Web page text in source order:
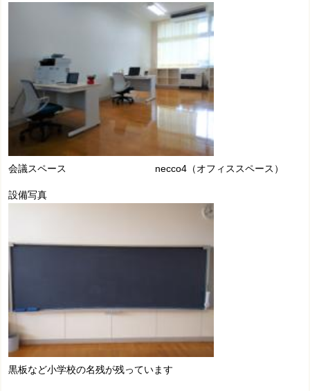
会議スペース necco4（オフィススペース）
設備写真
黒板など小学校の名残が残っています